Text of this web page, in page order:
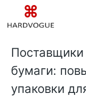
бумаги:
упаковки